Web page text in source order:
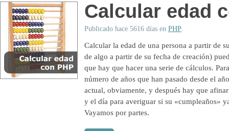
Calcular edad
Publicado hace 5616 días en PHP
Calcular la edad de una persona a partir de
de algo a partir de su fecha de creación)
que hay que hacer una serie de cálculos.
número de años que han pasado desde el
actual, obviamente, y después hay que
y el día para averiguar si su «cumpleaños»
Vayamos por partes.